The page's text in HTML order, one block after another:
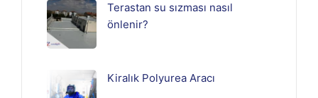
Terastan su sızması nasıl
önlenir?
Kiralık Polyurea Aracı